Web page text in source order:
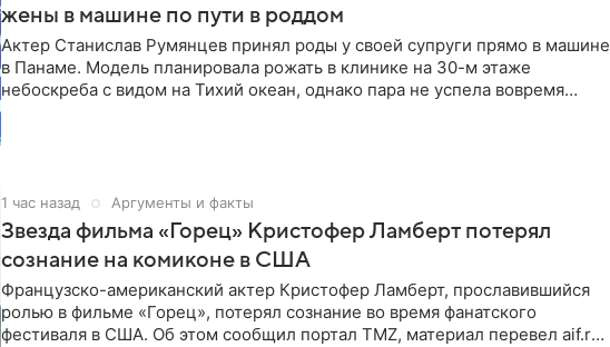
жены в машине по пути в роддом
Актер Станислав Румянцев принял роды у своей супруги прямо в машине
в Панаме. Модель планировала рожать в клинике на 30-м этаже
небоскреба с видом на Тихий океан, однако пара не успела вовремя
1 час назад Аргументы и факты
Звезда фильма «Горец» Кристофер Ламберт потерял
сознание на комиконе в США
Французско-американский актер Кристофер Ламберт, прославившийся
ролью в фильме «Горец», потерял сознание во время фанатского
фестиваля в США. Об этом сообщил портал TMZ, материал перевел aif.ru.